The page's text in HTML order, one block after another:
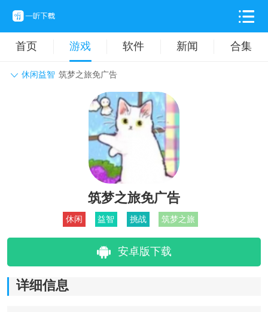
首页 游戏 软件 新闻 合集
休闲益智 筑梦之旅免广告
动作格斗 休闲益智
卡牌对战 音乐舞蹈
挂机养成
筑梦之旅免广告
休闲 益智 挑战 筑梦之旅
安卓版下载
详细信息